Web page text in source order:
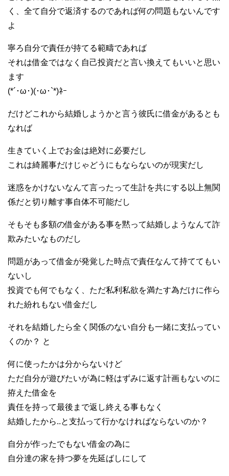
く、全て自分で返済するのであれば何の問題もないんです
よ
寧ろ自分で責任が持てる範疇であれば
それは借金ではなく自己投資だと言い換えてもいいと思い
ます
(*´･ω･)(･ω･`*)ﾈｰ
だけどこれから結婚しようかと言う彼氏に借金があるとも
なれば
生きていく上でお金は絶対に必要だし
これは綺麗事だけじゃどうにもならないのが現実だし
迷惑をかけないなんて言ったって生計を共にする以上無関
係だと切り離す事自体不可能だし
そもそも多額の借金がある事を黙って結婚しようなんて詐
欺みたいなものだし
問題があって借金が発覚した時点で責任なんて持ててもい
ないし
投資でも何でもなく、ただ私利私欲を満たす為だけに作ら
れた紛れもない借金だし
それを結婚したら全く関係のない自分も一緒に支払ってい
くのか？ と
何に使ったかは分からないけど
ただ自分が遊びたいが為に軽はずみに返す計画もないのに
拵えた借金を
責任を持って最後まで返し終える事もなく
結婚したから..と支払って行かなければならないのか？
自分が作ったでもない借金の為に
自分達の家を持つ夢を先延ばしにして